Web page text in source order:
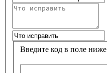
Введите код в поле ниже